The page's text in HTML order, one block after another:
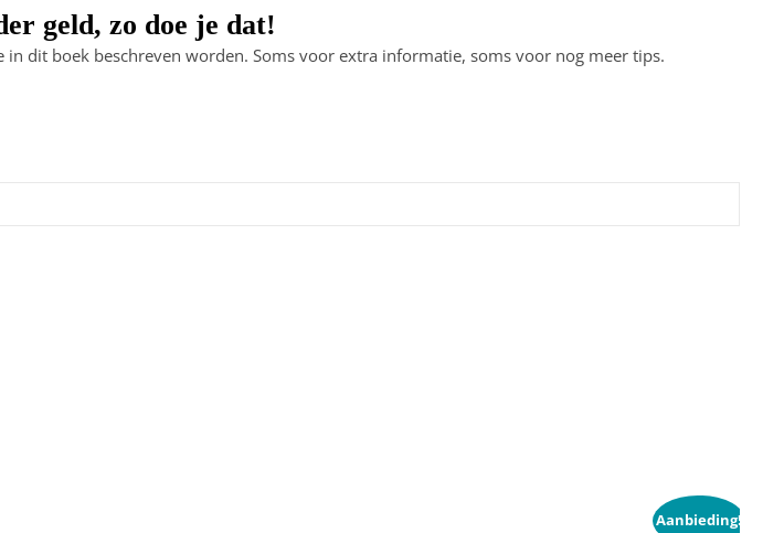
geld, zo doe je dat!
dit boek beschreven worden. Soms voor extra informatie, soms voor nog meer tips.
Aanbieding!